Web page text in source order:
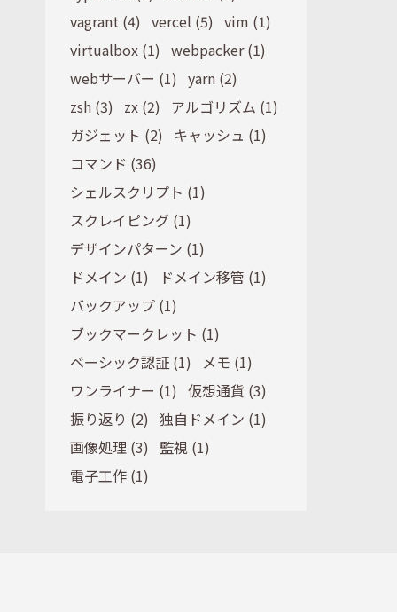
vagrant (4) vercel (5) vim (1)
virtualbox (1) webpacker (1)
webサーバー (1) yarn (2)
zsh (3)
zx (2)
アルゴリズム (1)
ガジェット (2)
キャッシュ (1)
コマンド (36)
シェルスクリプト (1)
スクレイピング (1)
デザインパターン (1)
ドメイン (1)
ドメイン移管 (1)
バックアップ (1)
ブックマークレット (1)
ベーシック認証 (1)
メモ (1)
ワンライナー (1) 仮想通貨 (3)
振り返り (2)
独自ドメイン (1)
画像処理 (3)
監視 (1)
電子工作 (1)